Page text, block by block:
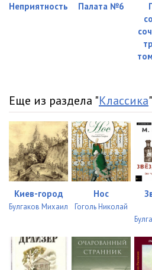
Неприятность Палата №6
Еще из раздела "Классика"
Киев-город
Булгаков Михаил
Нос
Гоголь Николай